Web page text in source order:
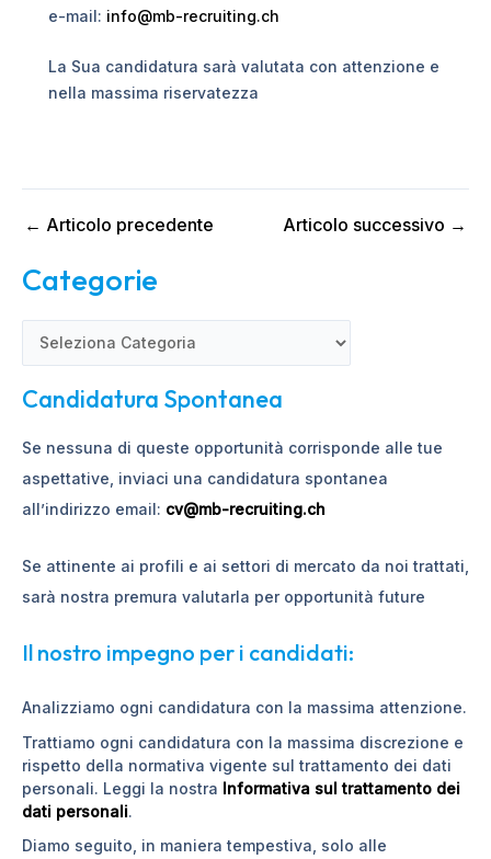
e-mail: info@mb-recruiting.ch
La Sua candidatura sarà valutata con attenzione e
nella massima riservatezza
← Articolo precedente Articolo successivo →
Categorie
a
t
g
o
r
Candidatura Spontanea
Se nessuna di queste opportunità corrisponde alle tue
aspettative, inviaci una candidatura spontanea
all’indirizzo email: cv@mb-recruiting.ch
Se attinente ai profili e ai settori di mercato da noi trattati,
sarà nostra premura valutarla per opportunità future
Il nostro impegno per i candidati:
Analizziamo ogni candidatura con la massima attenzione.
Trattiamo ogni candidatura con la massima discrezione e
rispetto della normativa vigente sul trattamento dei dati
personali. Leggi la nostra Informativa sul trattamento dei
dati personali.
Diamo seguito, in maniera tempestiva, solo alle